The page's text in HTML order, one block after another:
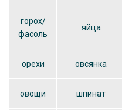
горох/
фасоль
яйца
орехи овсянка
овощи шпинат